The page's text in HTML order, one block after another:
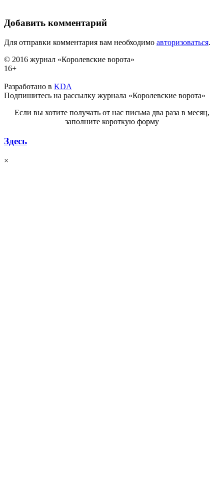
Добавить комментарий
Для отправки комментария вам необходимо авторизоваться.
© 2016 журнал «Королевские ворота»
16+
Разработано в KDA
Подпишитесь на рассылку журнала «Королевские ворота»
Если вы хотите получать от нас письма два раза в месяц,
заполните короткую форму
Здесь
×